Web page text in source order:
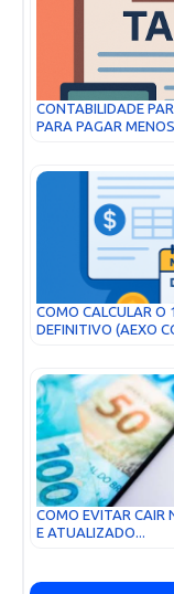
CONTABILIDADE
PARA PAGAR
COMO CALCULAR O
DEFINITIVO (AEXO
COMO EVITAR CAIR
E ATUALIZADO...